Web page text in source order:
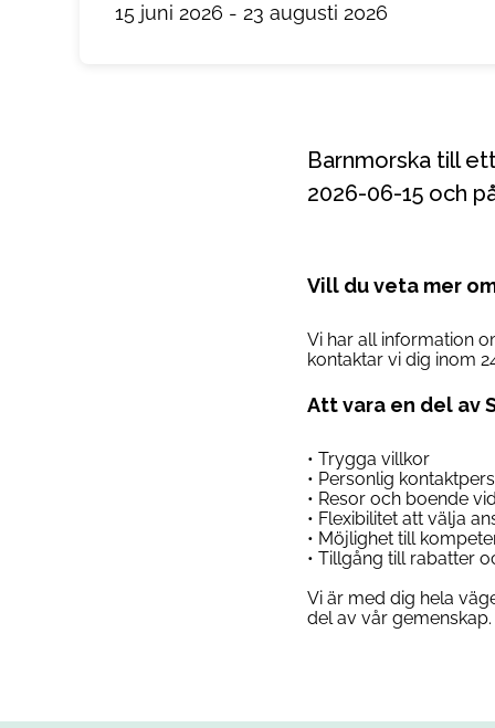
15 juni 2026 - 23 augusti 2026
Barnmorska till ett uppdrag i Östersund, Jämtland Härjedalen. Uppdraget startar
2026-06-15 och
Vill du veta mer
Vi har all information
kontaktar vi dig inom
Att vara en del av
• Trygga villkor
• Personlig
• Resor och boende
• Flexibilitet att välja
• Möjlighet till
• Tillgång till rabatter
Vi är med dig hela
del av vår